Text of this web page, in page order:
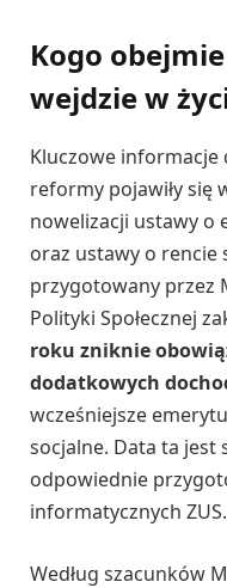
Kogo
wejdzie w
Kluczowe informacje
reformy pojawiły się
nowelizacji ustawy o
oraz ustawy o rencie
przygotowany przez
Polityki Społecznej
roku zniknie
dodatkowych
wcześniejsze
socjalne. Data ta jest
odpowiednie
informatycznych ZUS.
Według szacunków